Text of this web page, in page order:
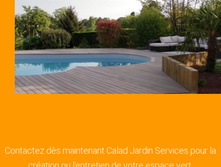
Contactez dès maintenant Calad Jardin Services pour la